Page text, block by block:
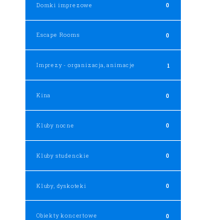
Domki imprezowe 0
Escape Rooms 0
Imprezy - organizacja, animacje 1
Kina 0
Kluby nocne 0
Kluby studenckie 0
Kluby, dyskoteki 0
Obiekty koncertowe 0